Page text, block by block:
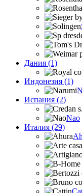
Дания (1)
Индонезия (1)
Испания (2)
Nao
Италия (29)